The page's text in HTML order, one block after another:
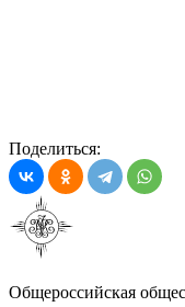
Поделиться:
Общероссийская